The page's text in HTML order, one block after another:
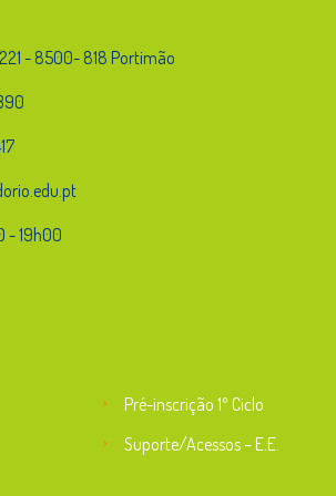
- 8500- 818 Portimão
- 19h00
Pré-inscrição 1º Ciclo
Suporte/Acessos – E.E.